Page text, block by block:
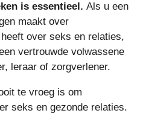
is essentieel. Als u een
maakt over
over seks en relaties,
vertrouwde volwassene
leraar of zorgverlener.
te vroeg is om
seks en gezonde relaties.